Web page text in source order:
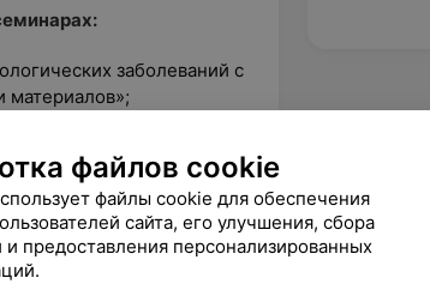
заболеваний с
материалов»;
Пути достижения
доктор Антонио
Эстетика и
файлов cookie
файлы cookie для обеспечения
сайта, его улучшения, сбора
и предоставления персонализированных